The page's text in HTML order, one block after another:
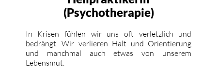
(Psychotherapie)
In Krisen fühlen wir uns oft verletzlich und
bedrängt. Wir verlieren Halt und Orientierung
und manchmal auch etwas von unserem
Lebensmut.